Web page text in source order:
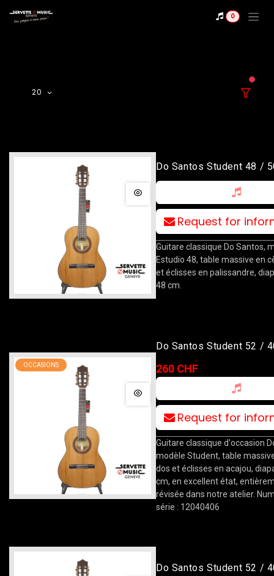
0
20
Do Santos Student 48 /
Request for
Guitare classique Do Santos,
Estudio 48, table massive en
et éclisses en palissandre,
48 cm.
OCCASIONS
Do Santos Student 52 /
260 CHF
Request for
Guitare classique d'occasion
modèle Student, table
dos et éclisses en acajou,
cm, en excellent état,
révisée dans notre atelier.
série : 12040406
Do Santos Student 52 /